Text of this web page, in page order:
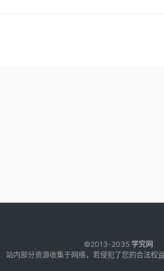
©2013-2035 学究网
站内部分资源收集于网络，若侵犯了您的合法权